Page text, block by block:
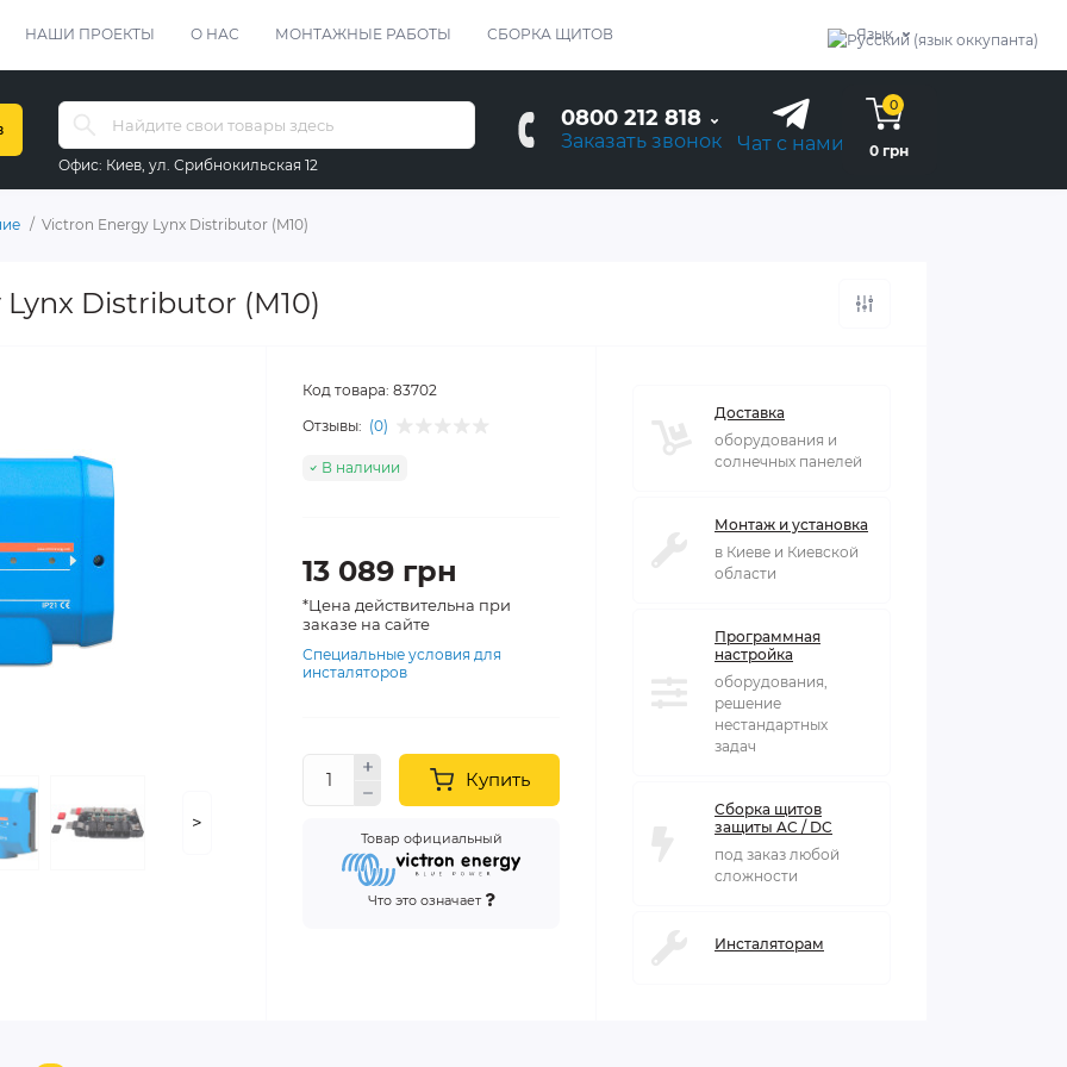
НАШИ ПРОЕКТЫ О НАС МОНТАЖНЫЕ РАБОТЫ СБОРКА ЩИТОВ Язык
Офис: Киев, ул. Срибнокильская 12
0800 212 818
Заказать звонок Чат с нами
0
0 грн
Victron Energy Lynx Distributor (M10)
Distributor (M10)
>
Код товара: 83702
Отзывы: (0)
В наличии
13 089 грн
*Цена действительна при
заказе на сайте
Специальные условия для
инсталяторов
Купить
Товар официальный
Что это означает
Доставка
оборудования и
солнечных панелей
Монтаж и установка
в Киеве и Киевской
области
Программная
настройка
оборудования,
решение
нестандартных
задач
Сборка щитов
защиты AC / DC
под заказ любой
сложности
Инсталяторам